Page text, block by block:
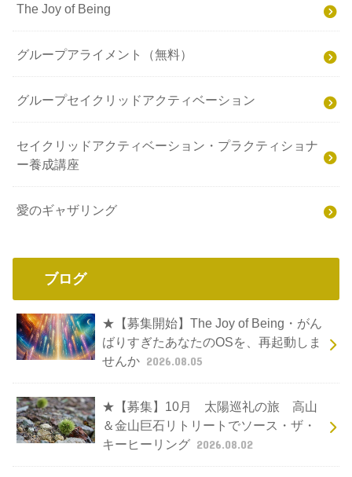
The Joy of Being
グループアライメント（無料）
グループセイクリッドアクティベーション
セイクリッドアクティベーション・プラクティショナ
ー養成講座
愛のギャザリング
ブログ
★【募集開始】The Joy of Being・がん
ばりすぎたあなたのOSを、再起動しま
せんか 2026.08.05
★【募集】10月 太陽巡礼の旅 高山
＆金山巨石リトリートでソース・ザ・
キーヒーリング 2026.08.02